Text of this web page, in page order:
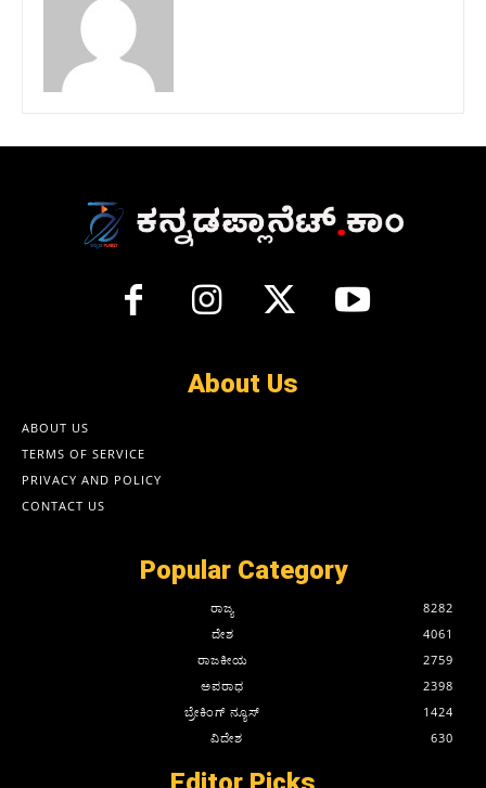
About Us
ABOUT US
TERMS OF SERVICE
PRIVACY AND POLICY
CONTACT US
Popular Category
ರಾಜ್ಯ
8282
ದೇಶ
4061
ರಾಜಕೀಯ
2759
ಅಪರಾಧ
2398
ಬ್ರೇಕಿಂಗ್ ನ್ಯೂಸ್
1424
ವಿದೇಶ
630